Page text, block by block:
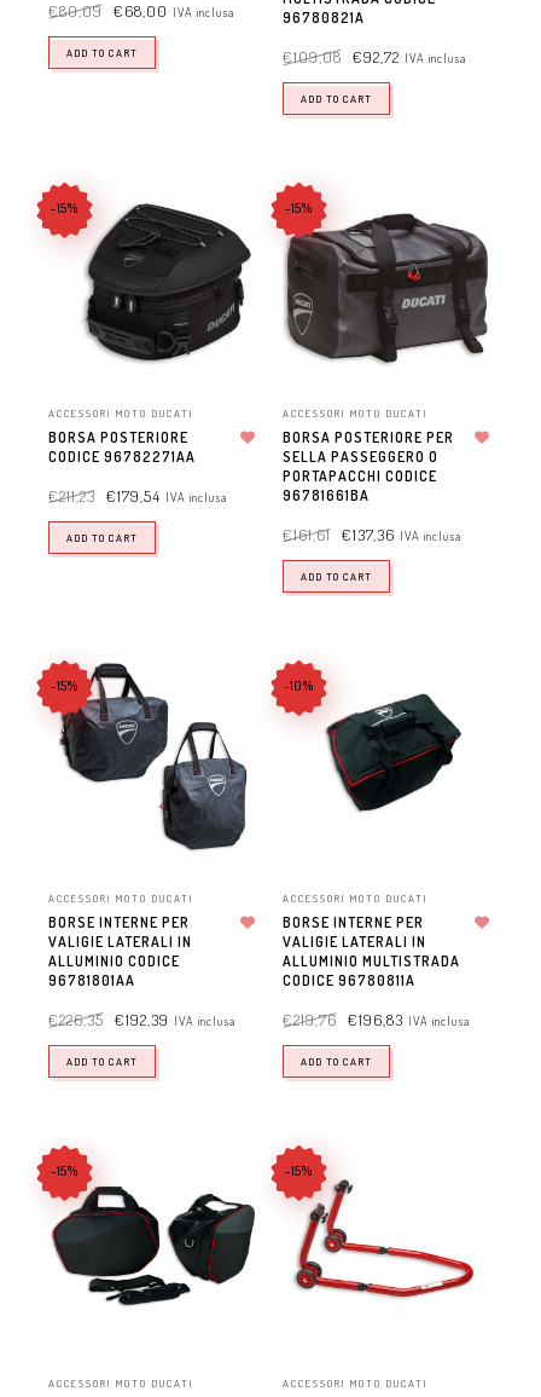
€80,09 €68,00 IVA inclusa
ADD TO CART
96780821A
€109,08 €92,72 IVA inclusa
ADD TO CART
-15%
ACCESSORI MOTO DUCATI
BORSA POSTERIORE
CODICE 96782271AA
€211,23 €179,54 IVA inclusa
ADD TO CART
-15%
ACCESSORI MOTO DUCATI
BORSA POSTERIORE PER
SELLA PASSEGGERO O
PORTAPACCHI CODICE
96781661BA
€161,61 €137,36 IVA inclusa
ADD TO CART
-15%
ACCESSORI MOTO DUCATI
BORSE INTERNE PER
VALIGIE LATERALI IN
ALLUMINIO CODICE
96781801AA
€226,35 €192,39 IVA inclusa
ADD TO CART
-10%
ACCESSORI MOTO DUCATI
BORSE INTERNE PER
VALIGIE LATERALI IN
ALLUMINIO MULTISTRADA
CODICE 96780811A
€219,76 €196,83 IVA inclusa
ADD TO CART
-15%
ACCESSORI MOTO DUCATI
-15%
ACCESSORI MOTO DUCATI